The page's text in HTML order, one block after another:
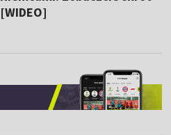
[WIDEO]